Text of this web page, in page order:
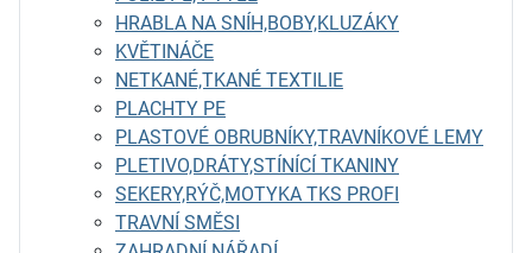
HRABLA NA SNÍH,BOBY,KLUZÁKY
KVĚTINÁČE
NETKANÉ,TKANÉ TEXTILIE
PLACHTY PE
PLASTOVÉ OBRUBNÍKY,TRAVNÍKOVÉ LEMY
PLETIVO,DRÁTY,STÍNÍCÍ TKANINY
SEKERY,RÝČ,MOTYKA TKS PROFI
TRAVNÍ SMĚSI